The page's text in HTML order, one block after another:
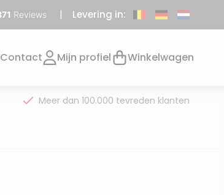
Levering in:
Contact Mijn profiel Winkelwagen
Meer dan 100.000 tevreden klanten